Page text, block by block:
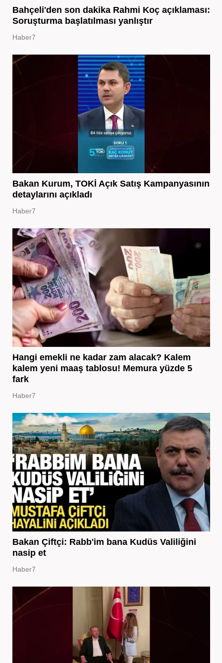
Bahçeli'den son dakika Rahmi Koç açıklaması:
Soruşturma başlatılması yanlıştır
Haber7
Bakan Kurum, TOKİ Açık Satış Kampanyasının
detaylarını açıkladı
Haber7
Hangi emekli ne kadar zam alacak? Kalem
kalem yeni maaş tablosu! Memura yüzde 5
fark
Haber7
Bakan Çiftçi: Rabb'im bana Kudüs Valiliğini
nasip et
Haber7